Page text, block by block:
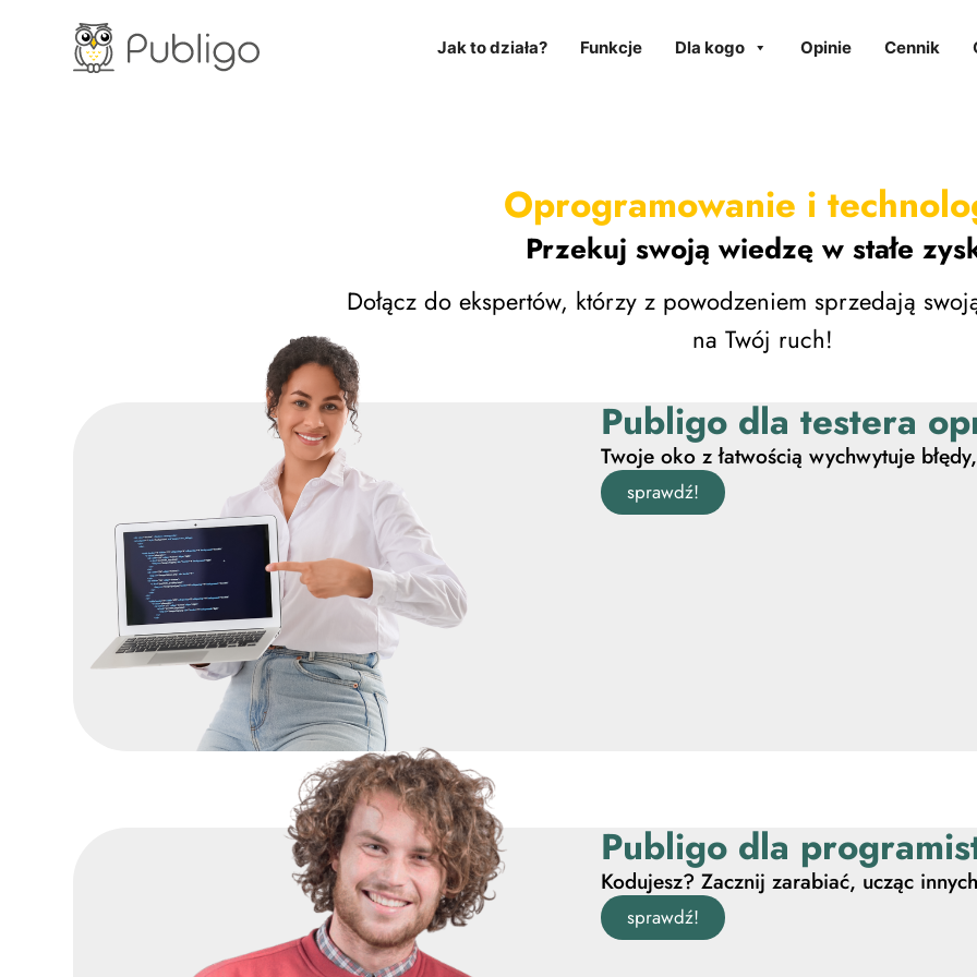
Jak to działa? Funkcje Dla kogo Opinie Cennik
Oprogramowanie i
Przekuj swoją wiedzę w stałe
Dołącz do ekspertów, którzy z powodzeniem sprzedają
na Twój ruch!
Publigo dla testera
Twoje oko z łatwością wychwytuje
sprawdź!
Publigo dla
Kodujesz? Zacznij zarabiać, ucząc
sprawdź!